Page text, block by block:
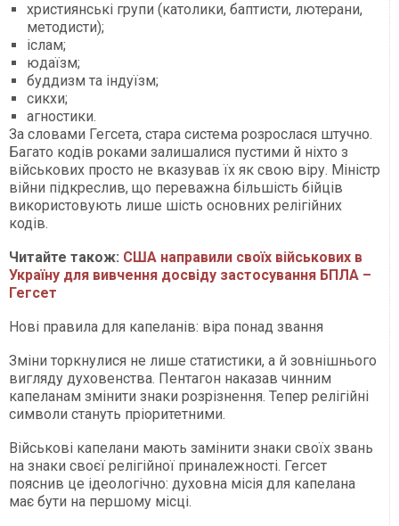
християнські групи (католики, баптисти, лютерани,
методисти);
іслам;
юдаїзм;
буддизм та індуїзм;
сикхи;
агностики.
За словами Гегсета, стара система розрослася штучно.
Багато кодів роками залишалися пустими й ніхто з
військових просто не вказував їх як свою віру. Міністр
війни підкреслив, що переважна більшість бійців
використовують лише шість основних релігійних
кодів.
Читайте також: США направили своїх військових в
Україну для вивчення досвіду застосування БПЛА –
Гегсет
Нові правила для капеланів: віра понад звання
Зміни торкнулися не лише статистики, а й зовнішнього
вигляду духовенства. Пентагон наказав чинним
капеланам змінити знаки розрізнення. Тепер релігійні
символи стануть пріоритетними.
Військові капелани мають замінити знаки своїх звань
на знаки своєї релігійної приналежності. Гегсет
пояснив це ідеологічно: духовна місія для капелана
має бути на першому місці.